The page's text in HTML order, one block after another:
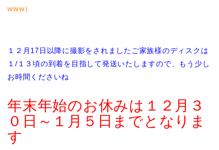
www）
１２月17日以降に撮影をされましたご家族様のディスクは
１/１３頃の到着を目指して発送いたしますので、もう少し
お時間くださいね
年末年始のお休みは１２月３
０日～１月５日までとなりま
す